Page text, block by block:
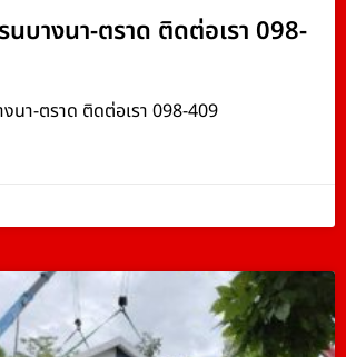
นบางนา-ตราด ติดต่อเรา 098-
นา-ตราด ติดต่อเรา 098-409